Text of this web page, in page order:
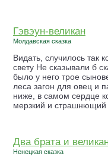
Гэвэун-великан
Молдавская сказка
Видать, случилось так
свету Не сказывали б
было у него трое
леса загон для овец и
ниже, в самом сердце
мерзкий и страшнющий
Два брата и
Ненецкая сказка